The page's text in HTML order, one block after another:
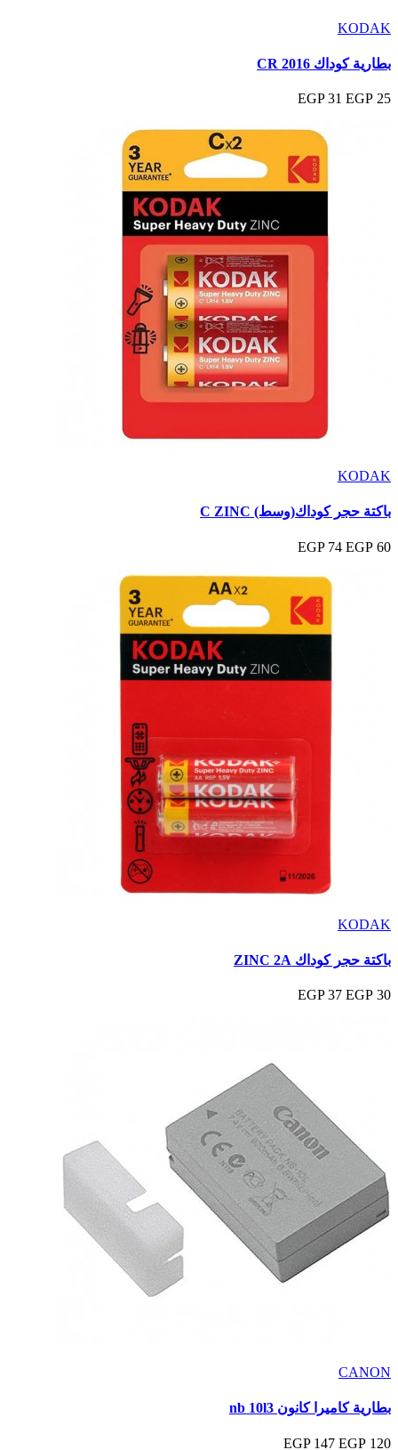
KODAK
بطارية كوداك CR 2016
25 EGP
31 EGP
KODAK
باكتة حجر كوداك(وسط) C ZINC
60 EGP
74 EGP
KODAK
باكتة حجر كوداك ZINC 2A
30 EGP
37 EGP
CANON
بطارية كاميرا كانون nb 10l3
120 EGP
147 EGP